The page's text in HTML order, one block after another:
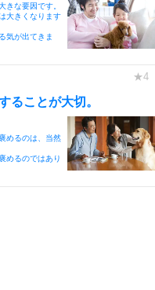
きな要因です。
大きくなります
気が出てきま
ることが大切。
めるのは、当然
めるのではあり